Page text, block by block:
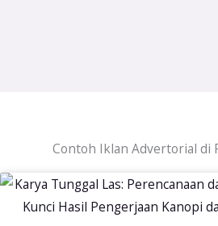
Contoh Iklan Advertorial di